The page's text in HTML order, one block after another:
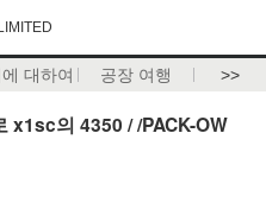
대하여 공장 여행 >>
x1sc의 4350 / /PACK-OW